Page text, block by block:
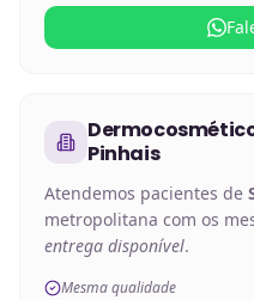
Pinhais
Atendemos pacientes de
metropolitana com os
entrega disponível.
Mesma qualidade